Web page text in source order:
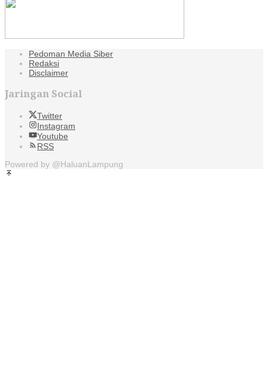
Pedoman Media Siber
Redaksi
Disclaimer
Jaringan Social
Twitter
Instagram
Youtube
RSS
Powered by @HaluanLampung